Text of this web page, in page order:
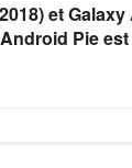
et Galaxy
Pie